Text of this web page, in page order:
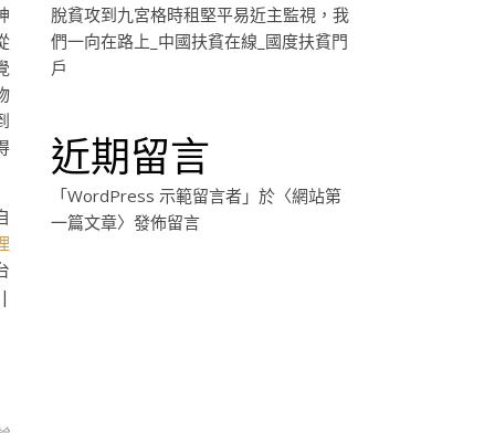
脫貧攻到九宮格時租堅平易近主監視，我
們一向在路上_中國扶貧在線_國度扶貧門
戶
近期留言
「WordPress 示範留言者 」於〈網站第
一篇文章〉發佈留言